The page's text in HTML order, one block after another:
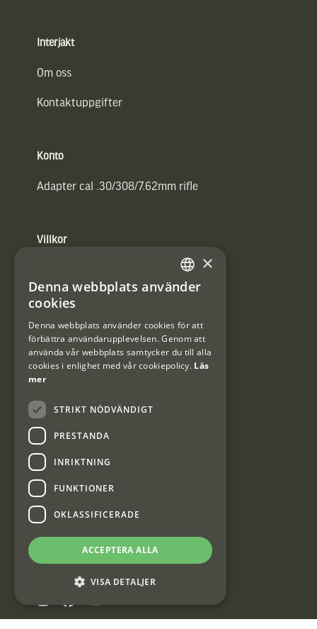
Interjakt
Om oss
Kontaktuppgifter
Konto
Adapter cal .30/308/7.62mm rifle
Villkor
Användarvillkor
#Interjaktfamily
Kundklubb
Information om kundklubben.
Interjakt SE
Interjakt Sweden AB, Årjäng
SWEDISH
×
Denna webbplats använder
cookies
Denna webbplats använder cookies för att
förbättra användarupplevelsen. Genom att
använda vår webbplats samtycker du till alla
cookies i enlighet med vår cookiepolicy. Läs
mer
STRIKT NÖDVÄNDIGT
PRESTANDA
INRIKTNING
FUNKTIONER
OKLASSIFICERADE
ACCEPTERA ALLA
VISA DETALJER